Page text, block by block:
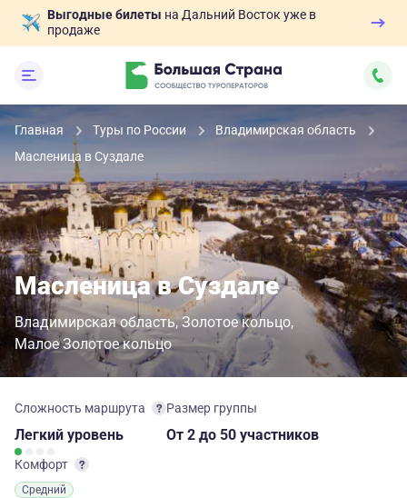
Выгодные билеты на Дальний Восток уже в
продаже
Главная Туры по России
Владимирская область
Масленица в Суздале
Масленица в Суздале
Владимирская область Золотое кольцо
Малое Золотое кольцо
Сложность маршрута
Легкий уровень
Комфорт
Средний
Размер группы
От 2 до 50 участников